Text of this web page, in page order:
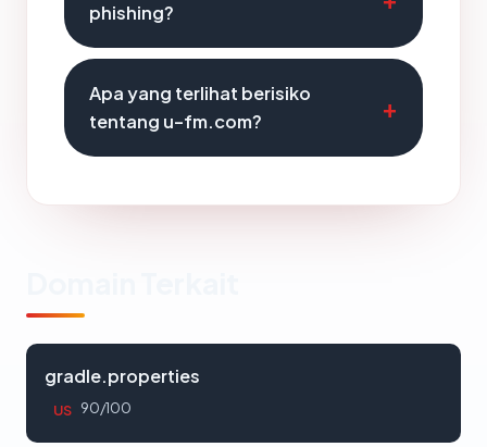
phishing?
Apa yang terlihat berisiko
tentang u-fm.com?
gradle.properties
US 90/100